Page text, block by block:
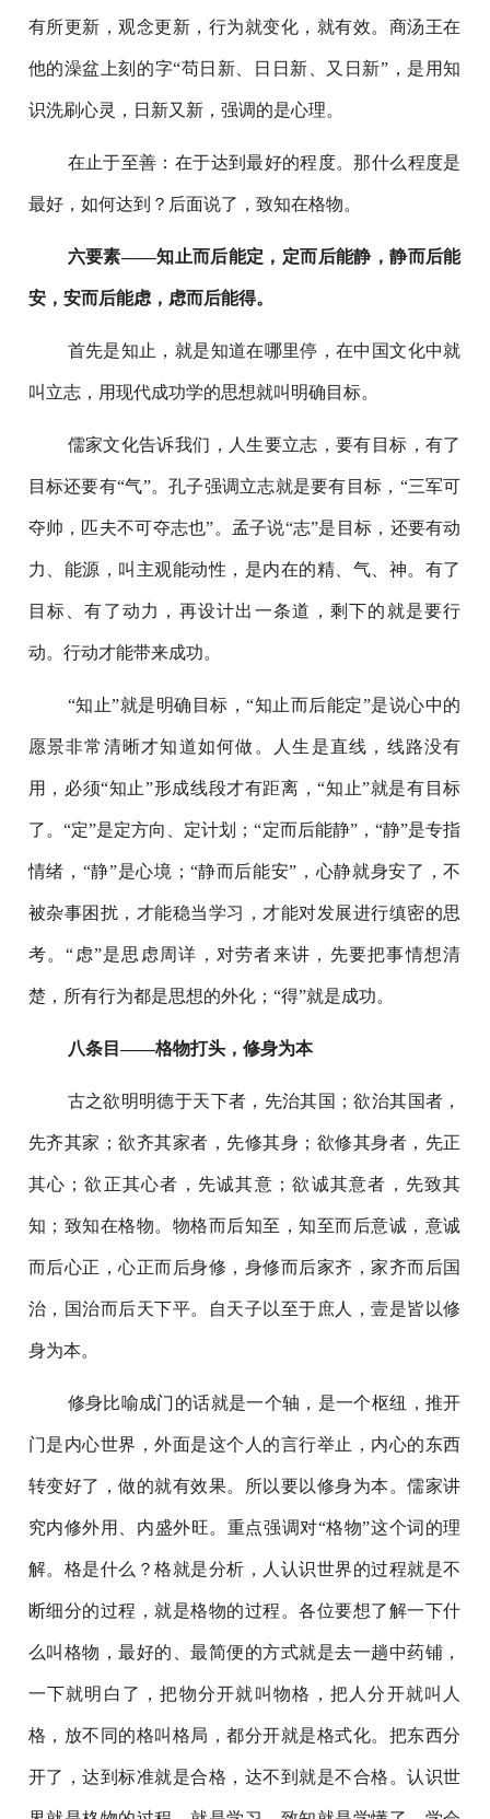
有所更新，观念更新，行为就变化，就有效。商汤王在
他的澡盆上刻的字“苟日新、日日新、又日新”，是用知
识洗刷心灵，日新又新，强调的是心理。
在止于至善：在于达到最好的程度。那什么程度是
最好，如何达到？后面说了，致知在格物。
六要素——知止而后能定，定而后能静，静而后能
安，安而后能虑，虑而后能得。
首先是知止，就是知道在哪里停，在中国文化中就
叫立志，用现代成功学的思想就叫明确目标。
儒家文化告诉我们，人生要立志，要有目标，有了
目标还要有“气”。孔子强调立志就是要有目标，“三军可
夺帅，匹夫不可夺志也”。孟子说“志”是目标，还要有动
力、能源，叫主观能动性，是内在的精、气、神。有了
目标、有了动力，再设计出一条道，剩下的就是要行
动。行动才能带来成功。
“知止”就是明确目标，“知止而后能定”是说心中的
愿景非常清晰才知道如何做。人生是直线，线路没有
用，必须“知止”形成线段才有距离，“知止”就是有目标
了。“定”是定方向、定计划；“定而后能静”，“静”是专指
情绪，“静”是心境；“静而后能安”，心静就身安了，不
被杂事困扰，才能稳当学习，才能对发展进行缜密的思
考。“虑”是思虑周详，对劳者来讲，先要把事情想清
楚，所有行为都是思想的外化；“得”就是成功。
八条目——格物打头，修身为本
古之欲明明德于天下者，先治其国；欲治其国者，
先齐其家；欲齐其家者，先修其身；欲修其身者，先正
其心；欲正其心者，先诚其意；欲诚其意者，先致其
知；致知在格物。物格而后知至，知至而后意诚，意诚
而后心正，心正而后身修，身修而后家齐，家齐而后国
治，国治而后天下平。自天子以至于庶人，壹是皆以修
身为本。
修身比喻成门的话就是一个轴，是一个枢纽，推开
门是内心世界，外面是这个人的言行举止，内心的东西
转变好了，做的就有效果。所以要以修身为本。儒家讲
究内修外用、内盛外旺。重点强调对“格物”这个词的理
解。格是什么？格就是分析，人认识世界的过程就是不
断细分的过程，就是格物的过程。各位要想了解一下什
么叫格物，最好的、最简便的方式就是去一趟中药铺，
一下就明白了，把物分开就叫物格，把人分开就叫人
格，放不同的格叫格局，都分开就是格式化。把东西分
开了，达到标准就是合格，达不到就是不合格。认识世